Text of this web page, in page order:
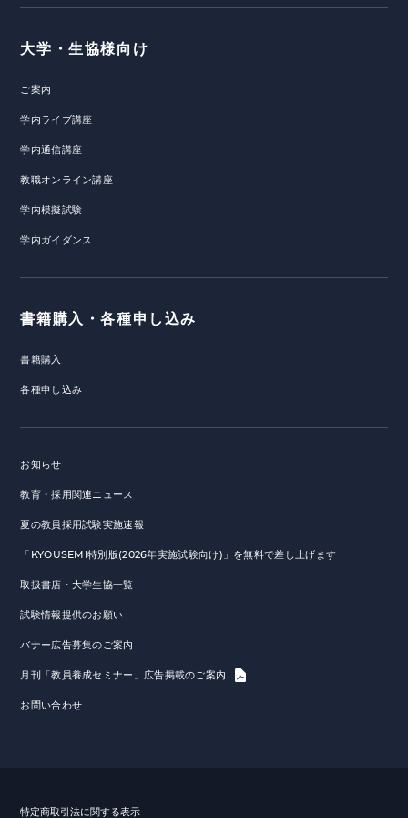
大学・生協様向け
ご案内
学内ライブ講座
学内通信講座
教職オンライン講座
学内模擬試験
学内ガイダンス
書籍購入・各種申し込み
書籍購入
各種申し込み
お知らせ
教育・採用関連ニュース
夏の教員採用試験実施速報
「KYOUSEMI特別版(2026年実施試験向け)」を無料で差し上げます
取扱書店・大学生協一覧
試験情報提供のお願い
バナー広告募集のご案内
月刊「教員養成セミナー」広告掲載のご案内
お問い合わせ
特定商取引法に関する表示